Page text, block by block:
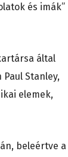
és imák”
által
Stanley,
elemek,
beleértve a